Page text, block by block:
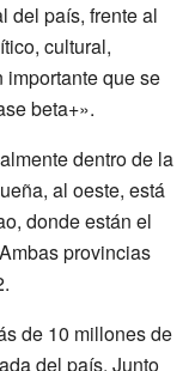
del país, frente al
cultural,
que se
beta+».
dentro de la
al oeste, está
donde están el
provincias
de 10 millones de
del país. Junto